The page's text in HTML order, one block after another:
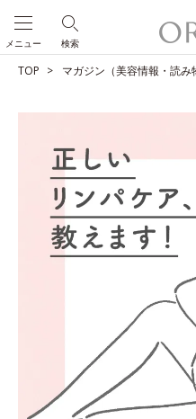
検索
メニュー
TOP マガジン（美容情報・読み